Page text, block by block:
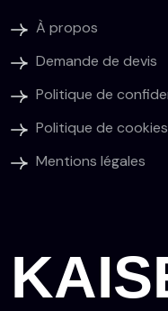
À propos
Demande de devis
Politique de
Politique de cookies
Mentions légales